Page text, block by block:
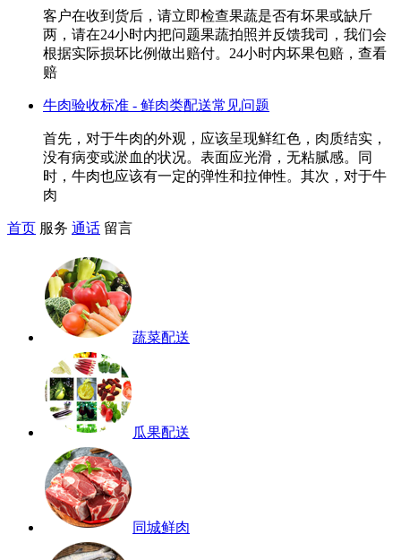
客户在收到货后，请立即检查果蔬是否有坏果或缺斤
两，请在24小时内把问题果蔬拍照并反馈我司，我们会
根据实际损坏比例做出赔付。24小时内坏果包赔，查看
赔
牛肉验收标准 - 鲜肉类配送常见问题
首先，对于牛肉的外观，应该呈现鲜红色，肉质结实，
没有病变或淤血的状况。表面应光滑，无粘腻感。同
时，牛肉也应该有一定的弹性和拉伸性。其次，对于牛
肉
首页 服务 通话 留言
蔬菜配送
瓜果配送
同城鲜肉